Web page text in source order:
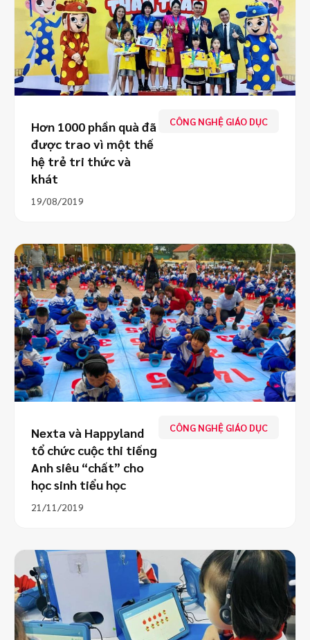
CÔNG NGHỆ GIÁO DỤC
Hơn 1000 phần quà đã
được trao vì một thế
hệ trẻ tri thức và
khát
19/08/2019
CÔNG NGHỆ GIÁO DỤC
Nexta và Happyland
tổ chức cuộc thi tiếng
Anh siêu “chất” cho
học sinh tiểu học
21/11/2019